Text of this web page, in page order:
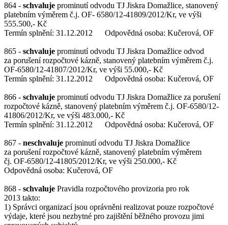
864 - schvaluje prominutí odvodu TJ Jiskra Domažlice, stanovený
platebním výměrem č.j. OF- 6580/12-41809/2012/Kr, ve výši
555.500,- Kč
Termín splnění: 31.12.2012 Odpovědná osoba: Kučerová, OF
865 - schvaluje prominutí odvodu TJ Jiskra Domažlice odvod
za porušení rozpočtové kázně, stanovený platebním výměrem č.j.
OF-6580/12-41807/2012/Kr, ve výši 55.000,- Kč
Termín splnění: 31.12.2012 Odpovědná osoba: Kučerová, OF
866 - schvaluje prominutí odvodu TJ Jiskra Domažlice za porušení
rozpočtové kázně, stanovený platebním výměrem č.j. OF-6580/12-
41806/2012/Kr, ve výši 483.000,- Kč
Termín splnění: 31.12.2012 Odpovědná osoba: Kučerová, OF
867 - neschvaluje prominutí odvodu TJ Jiskra Domažlice
za porušení rozpočtové kázně, stanovený platebním výměrem
čj. OF-6580/12-41805/2012/Kr, ve výši 250.000,- Kč
Odpovědná osoba: Kučerová, OF
868 - schvaluje Pravidla rozpočtového provizoria pro rok
2013 takto:
1) Správci organizací jsou oprávněni realizovat pouze rozpočtové
výdaje, které jsou nezbytné pro zajištění běžného provozu jimi